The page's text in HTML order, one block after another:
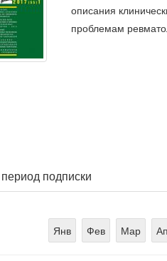
описания
проблемам
подписки
Янв Фев Мар